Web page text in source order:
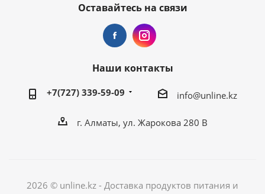
Оставайтесь на связи
Наши контакты
+7(727) 339-59-09 info@unline.kz
г. Алматы, ул. Жарокова 280 В
2026 © unline.kz - Доставка продуктов питания и